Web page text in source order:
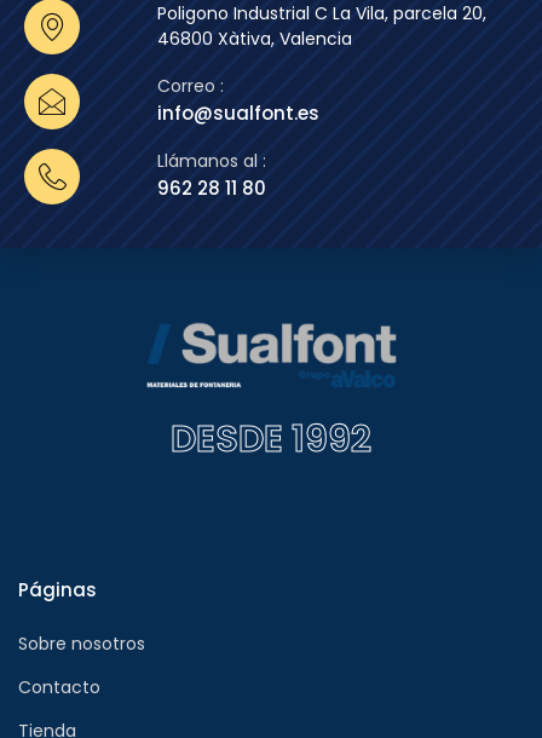
Poligono Industrial C La Vila, parcela 20,
46800 Xàtiva, Valencia
Correo :
info@sualfont.es
Llámanos al :
962 28 11 80
DESDE 1992
Páginas
Sobre nosotros
Contacto
Tienda